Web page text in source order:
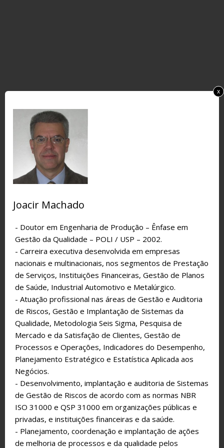
Joacir Machado
- Doutor em Engenharia de Produção – Ênfase em
Gestão da Qualidade – POLI / USP – 2002.
- Carreira executiva desenvolvida em empresas
nacionais e multinacionais, nos segmentos de Prestação
de Serviços, Instituições Financeiras, Gestão de Planos
de Saúde, Industrial Automotivo e Metalúrgico.
- Atuação profissional nas áreas de Gestão e Auditoria
de Riscos, Gestão e Implantação de Sistemas da
Qualidade, Metodologia Seis Sigma, Pesquisa de
Mercado e da Satisfação de Clientes, Gestão de
Processos e Operações, Indicadores do Desempenho,
Planejamento Estratégico e Estatística Aplicada aos
Negócios.
- Desenvolvimento, implantação e auditoria de Sistemas
de Gestão de Riscos de acordo com as normas NBR
ISO 31000 e QSP 31000 em organizações públicas e
privadas, e instituições financeiras e da saúde.
- Planejamento, coordenação e implantação de ações
de melhoria de processos e da qualidade pelos
x